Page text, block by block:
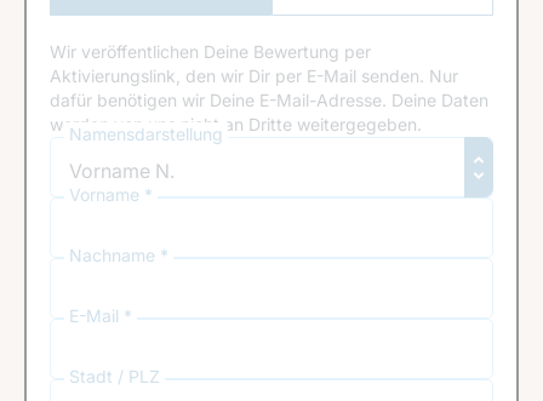
Anmeldung
Wir veröffentlichen Deine Bewertung per
Aktivierungslink, den wir Dir per E-Mail senden. Nur
dafür benötigen wir Deine E-Mail-Adresse. Deine Daten
werden von uns nicht an Dritte weitergegeben.
Namensdarstellung
Vorname *
Nachname *
E-Mail *
Stadt / PLZ